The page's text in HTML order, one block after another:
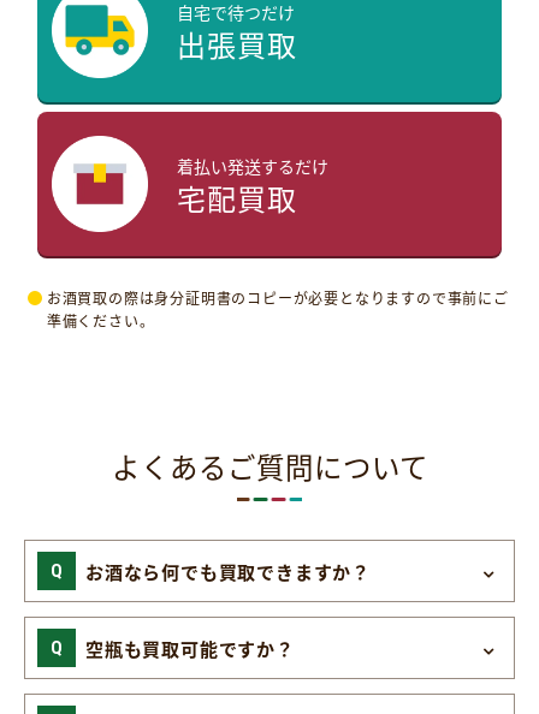
自宅で待つだけ
出張買取
着払い発送するだけ
宅配買取
お酒買取の際は身分証明書のコピーが必要となりますので事前にご
準備ください。
よくあるご質問について
お酒なら何でも買取できますか？
空瓶も買取可能ですか？